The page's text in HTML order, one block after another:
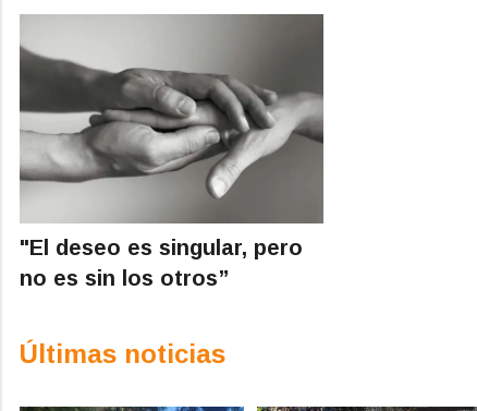
"El deseo es singular, pero
no es sin los otros”
Últimas noticias